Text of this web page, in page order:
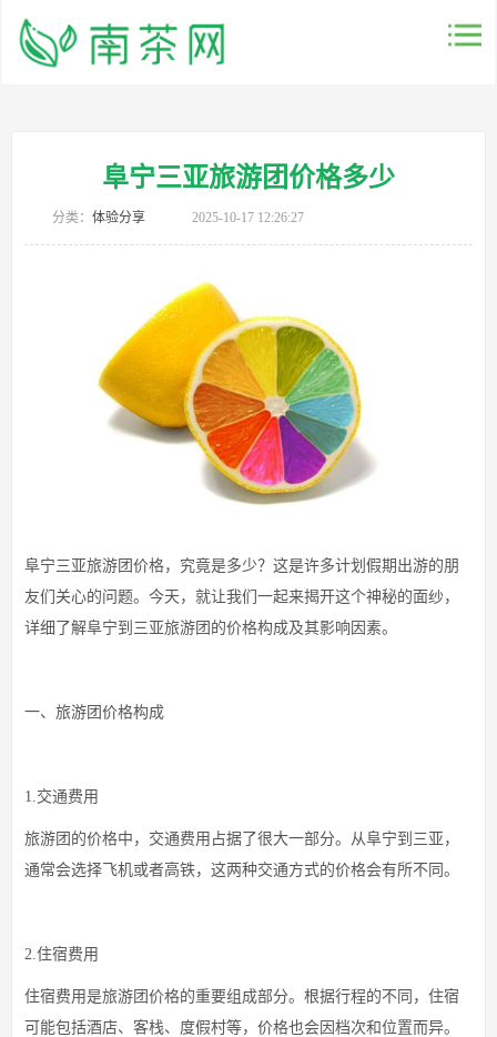
阜宁三亚旅游团价格多少
分类： 体验分享 2025-10-17 12:26:27
阜宁三亚旅游团价格，究竟是多少？这是许多计划假期出游的朋
友们关心的问题。今天，就让我们一起来揭开这个神秘的面纱，
详细了解阜宁到三亚旅游团的价格构成及其影响因素。
一、旅游团价格构成
1.交通费用
旅游团的价格中，交通费用占据了很大一部分。从阜宁到三亚，
通常会选择飞机或者高铁，这两种交通方式的价格会有所不同。
2.住宿费用
住宿费用是旅游团价格的重要组成部分。根据行程的不同，住宿
可能包括酒店、客栈、度假村等，价格也会因档次和位置而异。